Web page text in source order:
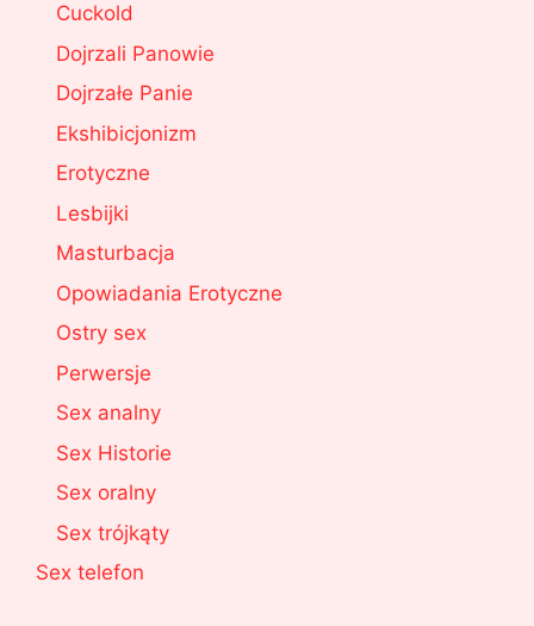
Cuckold
Dojrzali Panowie
Dojrzałe Panie
Ekshibicjonizm
Erotyczne
Lesbijki
Masturbacja
Opowiadania Erotyczne
Ostry sex
Perwersje
Sex analny
Sex Historie
Sex oralny
Sex trójkąty
Sex telefon